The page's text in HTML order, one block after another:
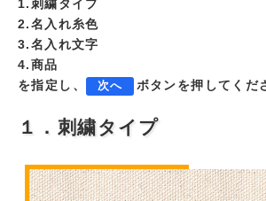
1.刺繍タイプ
2.名入れ糸色
3.名入れ文字
4.商品
を指定し、
次へ ボタンを押してくだ
１．刺繍タイプ